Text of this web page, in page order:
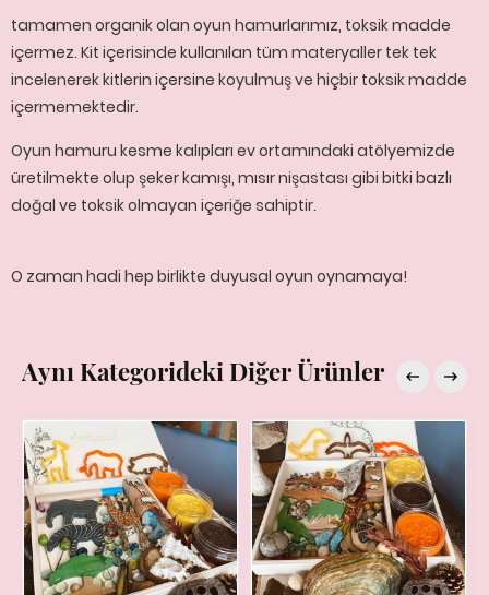
tamamen organik olan oyun hamurlarımız, toksik madde
içermez. Kit içerisinde kullanılan tüm materyaller tek tek
incelenerek kitlerin içersine koyulmuş ve hiçbir toksik madde
içermemektedir.
Oyun hamuru kesme kalıpları ev ortamındaki atölyemizde
üretilmekte olup şeker kamışı, mısır nişastası gibi bitki bazlı
doğal ve toksik olmayan içeriğe sahiptir.
O zaman hadi hep birlikte duyusal oyun oynamaya!
Aynı Kategorideki Diğer Ürünler